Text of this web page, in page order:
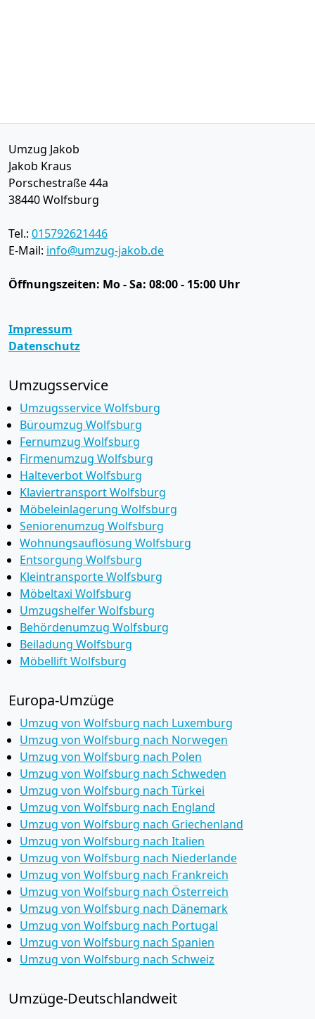
Umzug Jakob
Jakob Kraus
Porschestraße 44a
38440Wolfsburg
Tel.: 015792621446
E-Mail: info@umzug-jakob.de
Öffnungszeiten: Mo - Sa: 08:00 - 15:00 Uhr
Impressum
Datenschutz
Umzugsservice
Umzugsservice Wolfsburg
Büroumzug Wolfsburg
Fernumzug Wolfsburg
Firmenumzug Wolfsburg
Halteverbot Wolfsburg
Klaviertransport Wolfsburg
Möbeleinlagerung Wolfsburg
Seniorenumzug Wolfsburg
Wohnungsauflösung Wolfsburg
Entsorgung Wolfsburg
Kleintransporte Wolfsburg
Möbeltaxi Wolfsburg
Umzugshelfer Wolfsburg
Behördenumzug Wolfsburg
Beiladung Wolfsburg
Möbellift Wolfsburg
Europa-Umzüge
Umzug von Wolfsburg nach Luxemburg
Umzug von Wolfsburg nach Norwegen
Umzug von Wolfsburg nach Polen
Umzug von Wolfsburg nach Schweden
Umzug von Wolfsburg nach Türkei
Umzug von Wolfsburg nach England
Umzug von Wolfsburg nach Griechenland
Umzug von Wolfsburg nach Italien
Umzug von Wolfsburg nach Niederlande
Umzug von Wolfsburg nach Frankreich
Umzug von Wolfsburg nach Österreich
Umzug von Wolfsburg nach Dänemark
Umzug von Wolfsburg nach Portugal
Umzug von Wolfsburg nach Spanien
Umzug von Wolfsburg nach Schweiz
Umzüge-Deutschlandweit